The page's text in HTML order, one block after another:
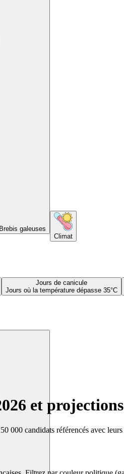
Brebis galeuses
Climat
Jours de canicule
Jours où la température dépasse 35°C
et
000 candidats référencés avec